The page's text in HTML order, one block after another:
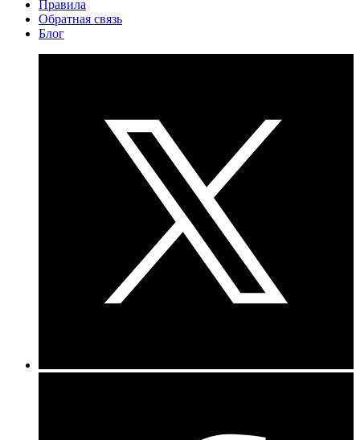
Правила
Обратная связь
Блог